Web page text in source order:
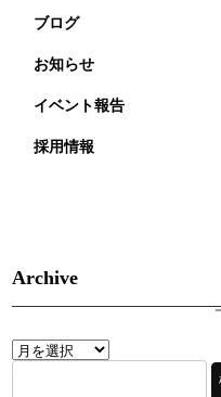
ブログ
お知らせ
イベント報告
採用情報
Archive